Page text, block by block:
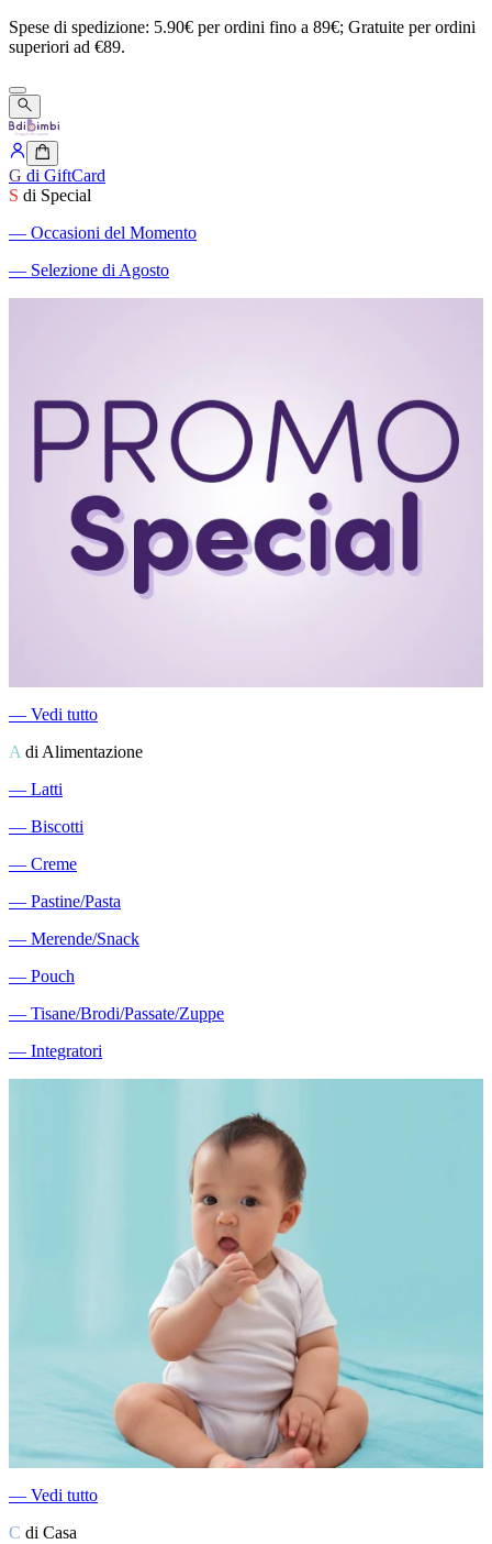
Spese di spedizione: 5.90€ perordini fino a 89€; Gratuite perordini
superiori ad €89.
G di GiftCard
S di Special
― Occasioni del Momento
― Selezione di Agosto
― Vedi tutto
A di Alimentazione
― Latti
― Biscotti
― Creme
― Pastine/Pasta
― Merende/Snack
― Pouch
― Tisane/Brodi/Passate/Zuppe
― Integratori
― Vedi tutto
C di Casa